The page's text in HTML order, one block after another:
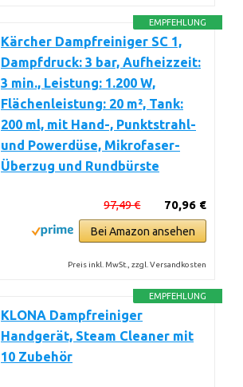
EMPFEHLUNG
Kärcher Dampfreiniger SC 1,
Dampfdruck: 3 bar, Aufheizzeit:
3 min., Leistung: 1.200 W,
Flächenleistung: 20 m², Tank:
200 ml, mit Hand-, Punktstrahl-
und Powerdüse, Mikrofaser-
Überzug und Rundbürste
70,96 €
97,49 €
Bei Amazon ansehen
Preis inkl. MwSt., zzgl. Versandkosten
EMPFEHLUNG
KLONA Dampfreiniger
Handgerät, Steam Cleaner mit
10 Zubehör